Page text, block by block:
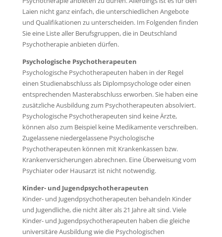
Laien nicht ganz einfach, die unterschiedlichen Angebote
und Qualifikationen zu unterscheiden. Im Folgenden finden
Sie eine Liste aller Berufsgruppen, die in Deutschland
Psychotherapie anbieten dürfen.
Psychologische Psychotherapeuten
Psychologische Psychotherapeuten haben in der Regel
einen Studienabschluss als Diplompsychologe oder einen
entsprechenden Masterabschluss erworben. Sie haben eine
zusätzliche Ausbildung zum Psychotherapeuten absolviert.
Psychologische Psychotherapeuten sind keine Ärzte,
können also zum Beispiel keine Medikamente verschreiben.
Zugelassene niedergelassene Psychologische
Psychotherapeuten können mit Krankenkassen bzw.
Krankenversicherungen abrechnen. Eine Überweisung vom
Psychiater oder Hausarzt ist nicht notwendig.
Kinder- und Jugendpsychotherapeuten
Kinder- und Jugendpsychotherapeuten behandeln Kinder
und Jugendliche, die nicht älter als 21 Jahre alt sind. Viele
Kinder- und Jugendpsychotherapeuten haben die gleiche
universitäre Ausbildung wie die Psychologischen